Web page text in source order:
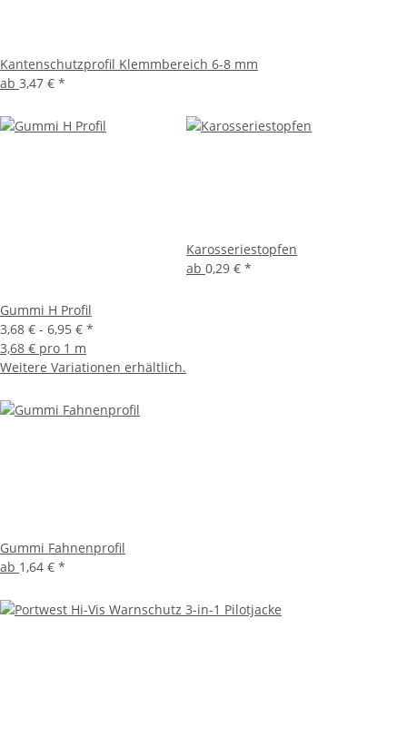
Kantenschutzprofil Klemmbereich 6-8 mm
ab 3,47 € *
Gummi H Profil
3,68 € - 6,95 € *
3,68 € pro 1 m
Weitere Variationen erhältlich.
Karosseriestopfen
ab 0,29 € *
Gummi Fahnenprofil
ab 1,64 € *